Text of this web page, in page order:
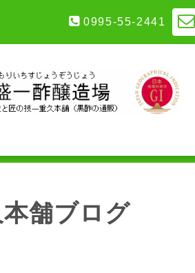
0995-55-2441
舗ブログ